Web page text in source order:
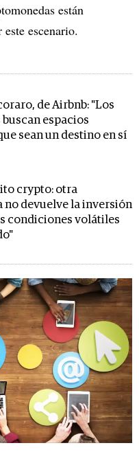
están
escenario.
de Airbnb: "Los
espacios
sean un destino en sí
crypto: otra
no devuelve la inversión
condiciones volátiles